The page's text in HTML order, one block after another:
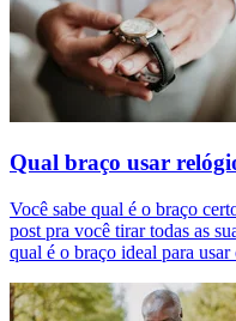
Qual braço usar
Você sabe qual é o braço
post pra você tirar todas as
qual é o braço ideal para